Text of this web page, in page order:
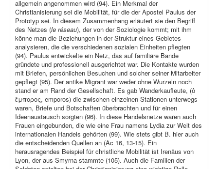
allgemein angenommen wird (94). Ein Merkmal der
Christianisierung sei die Mobilität, für die der Apostel Paulus der
Prototyp sei. In diesem Zusammenhang erläutert sie den Begriff
des Netzes (le réseau), der von der Soziologie kommt; mit ihm
könne man die Beziehungen in der Struktur eines Gebietes
analysieren, die die verschiedenen sozialen Einheiten pflegten
(94). Paulus entwickelte ein Netz, das auf familiäre Bande
gründete und professionell ausgerichtet war. Die Kontakte wurden
mit Briefen, persönlichen Besuchen und solcher seiner Mitarbeiter
gepflegt (95). Der antike Migrant war weder ohne Wurzeln noch
stand er am Rand der Gesellschaft. Es gab Wanderkaufleute, (ὁ
ἔμπορος, emporos) die zwischen einzelnen Stationen unterwegs
waren, Briefe und Botschaften überbrachten und für einen
Ideenaustausch sorgten (96). In diese Handelsnetze waren auch
Frauen eingebunden, die wie eine Frau namens Lydia zur Welt des
internationalen Handels gehörten (99). Wie stets gibt B. hier auch
die entscheidenden Quellen an (Ac 16, 13-15). Ein
herausragendes Beispiel für christliche Mobilität ist Irenäus von
Lyon, der aus Smyrna stammte (105). Auch die Familien der